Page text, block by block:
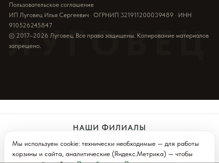
Пользовательское соглашение
ИП Луговец Илья Сергеевич · ОГРНИП 321911200039489 · ИНН
910526245847
© 2017–2026 Луговец. Все права защищены. Копирование материалов
запрещено.
ЛУГОВЕЦ
НАШИ ФИЛИАЛЫ
Севастополь Симферополь Ялта (Скоро)
Мы используем cookie: технически необходимые — для работы
корзины и сайта, аналитические (Яндекс.Метрика) — чтобы